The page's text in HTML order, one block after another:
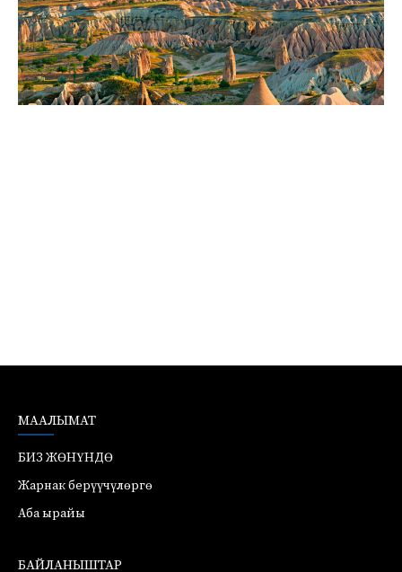
МААЛЫМАТ
БИЗ ЖӨНҮНДӨ
Жарнак берүүчүлөргө
Аба ырайы
БАЙЛАНЫШТАР